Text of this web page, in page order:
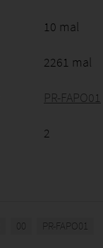
10 mal
2261 mal
PR-FAPO01
2
00 PR-FAPO01